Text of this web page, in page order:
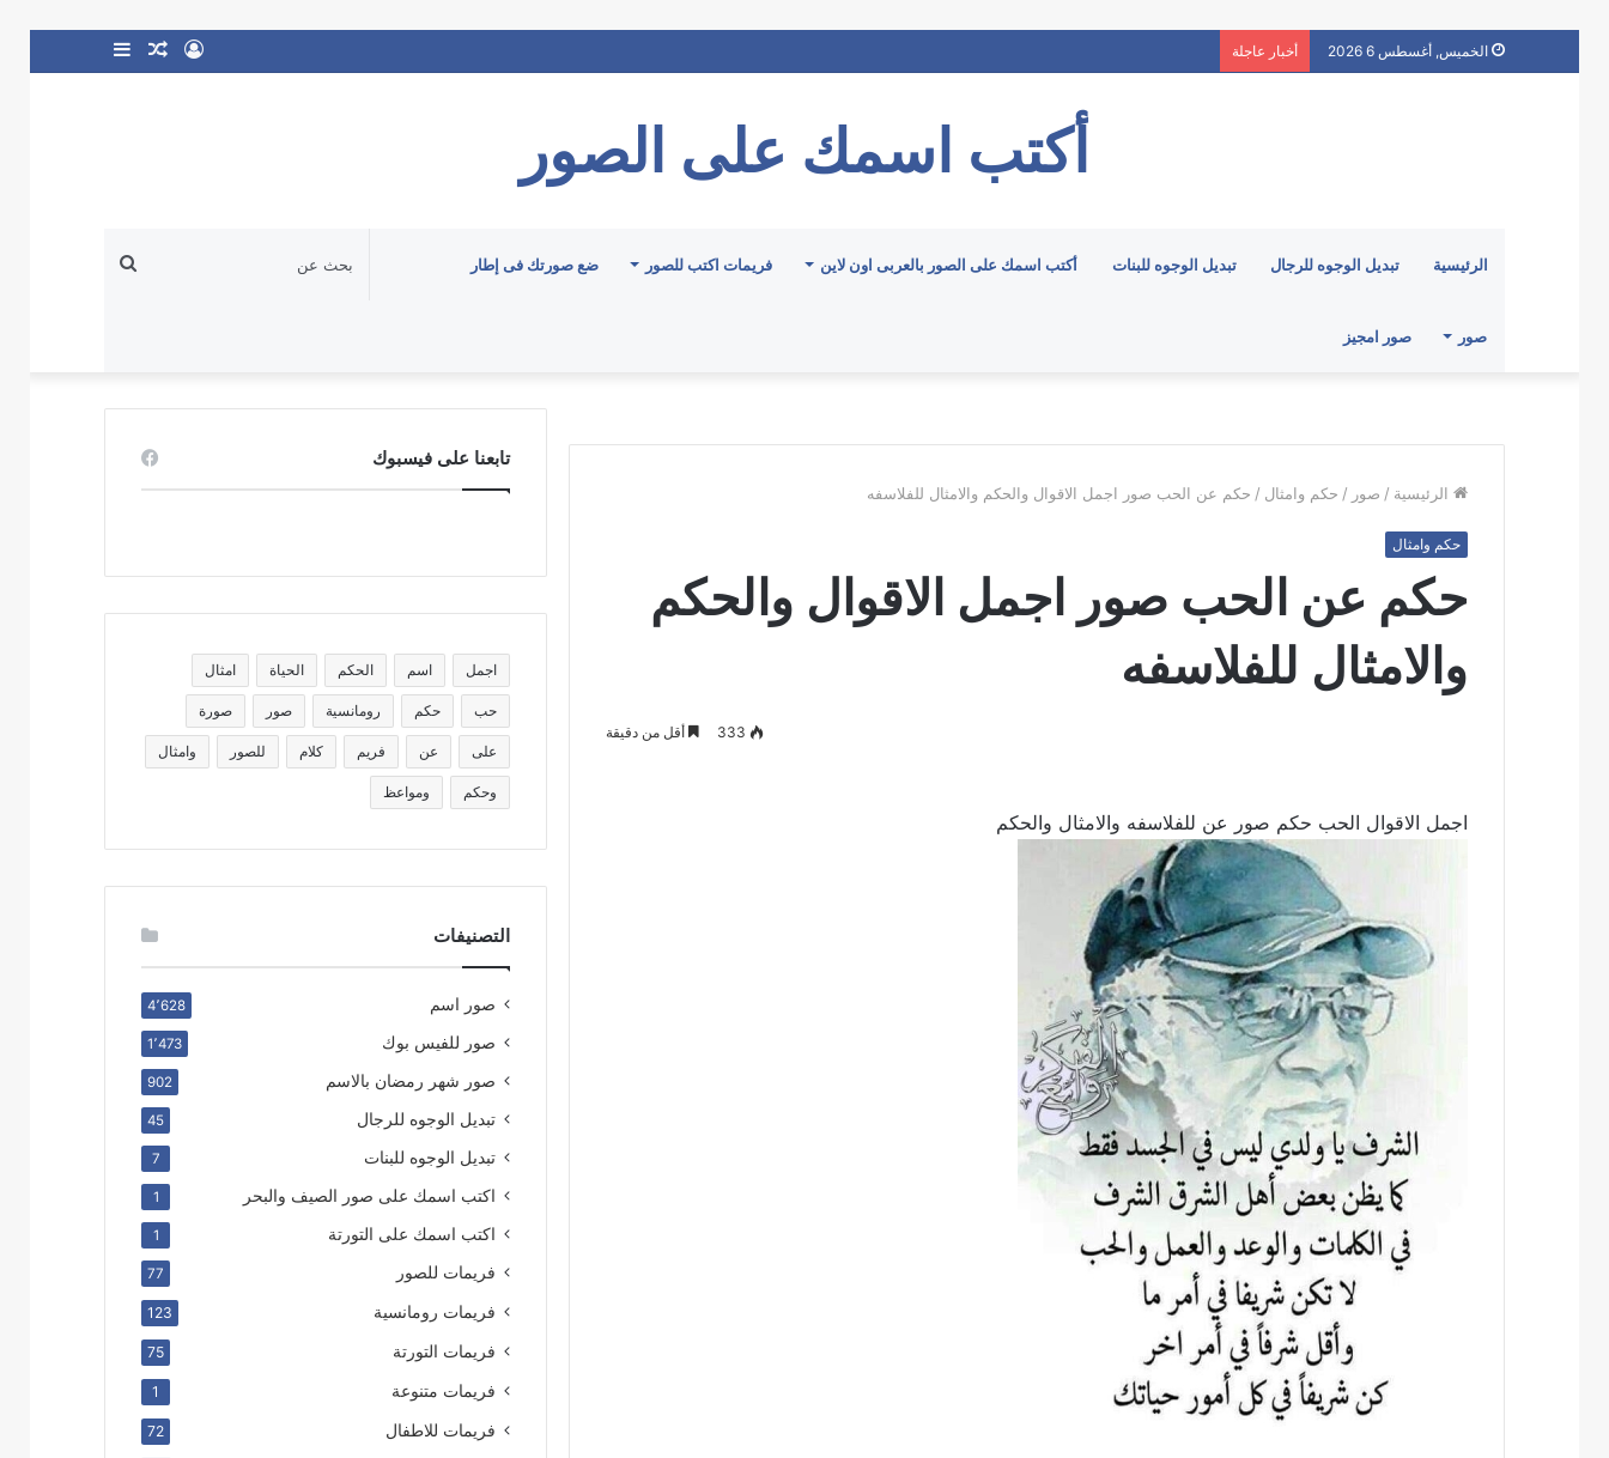
الخميس, أغسطس 6 2026 أخبار عاجلة
إضافةمقالتسجيل
أكتب اسمك على الصور
الرئيسية تبديل الوجوه للرجال تبديل الوجوه للبنات أكتب اسمك على الصور بالعربى اون لاين فريمات اكتب للصور ضع صورتك فى إطار
صور صور امجيز
بحث
الرئيسية / صور / حكم وامثال / حكم عن الحب صور اجمل الاقوال والحكم والامثال للفلاسفه
حكم وامثال
حكم عن الحب صور اجمل الاقوال والحكم
والامثال للفلاسفه
333 أقل من دقيقة
اجمل الاقوال الحب حكم صور عن للفلاسفه والامثال والحكم
تابعنا على فيسبوك
اجمل اسم الحكم الحياة امثال
حب حكم رومانسية صور صورة
على عن فريم كلام للصور وامثال
وحكم ومواعظ
التصنيفات
صور اسم 4٬628
صور للفيس بوك 1٬473
صور شهر رمضان بالاسم 902
تبديل الوجوه للرجال 45
تبديل الوجوه للبنات 7
اكتب اسمك على صور الصيف والبحر 1
اكتب اسمك على التورتة 1
فريمات للصور 77
فريمات رومانسية 123
فريمات التورتة 75
فريمات متنوعة 1
فريمات للاطفال 72